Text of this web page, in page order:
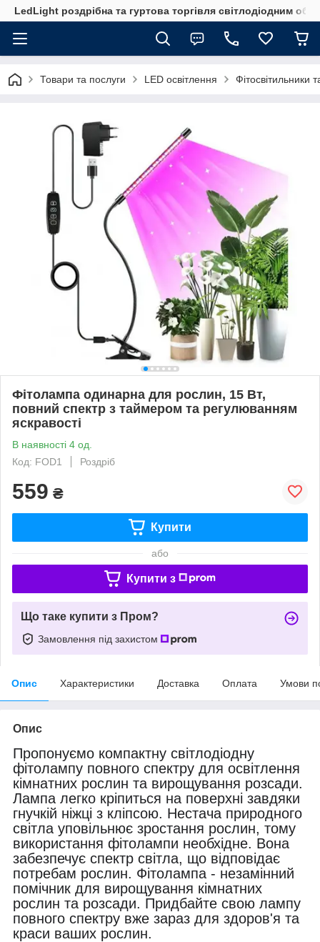
LedLight роздрiбна та гуртова торгiвля свiтлодiодним
Товари та послуги LED освітлення Фітосвітильники
Фітолампа одинарна для рослин, 15 Вт,
повний спектр з таймером та регулюванням
яскравості
В наявності 4 од.
Код: FOD1
Роздріб
559 ₴
Купити
або
Купити з
Що таке купити з Пром?
Замовлення під захистом
Опис Характеристики Доставка Оплата Умови
Опис
Пропонуємо компактну світлодіодну
фітолампу повного спектру для освітлення
кімнатних рослин та вирощування розсади.
Лампа легко кріпиться на поверхні завдяки
гнучкій ніжці з кліпсою. Нестача природного
світла уповільнює зростання рослин, тому
використання фітолампи необхідне. Вона
забезпечує спектр світла, що відповідає
потребам рослин. Фітолампа - незамінний
помічник для вирощування кімнатних
рослин та розсади. Придбайте свою лампу
повного спектру вже зараз для здоров'я та
краси ваших рослин.